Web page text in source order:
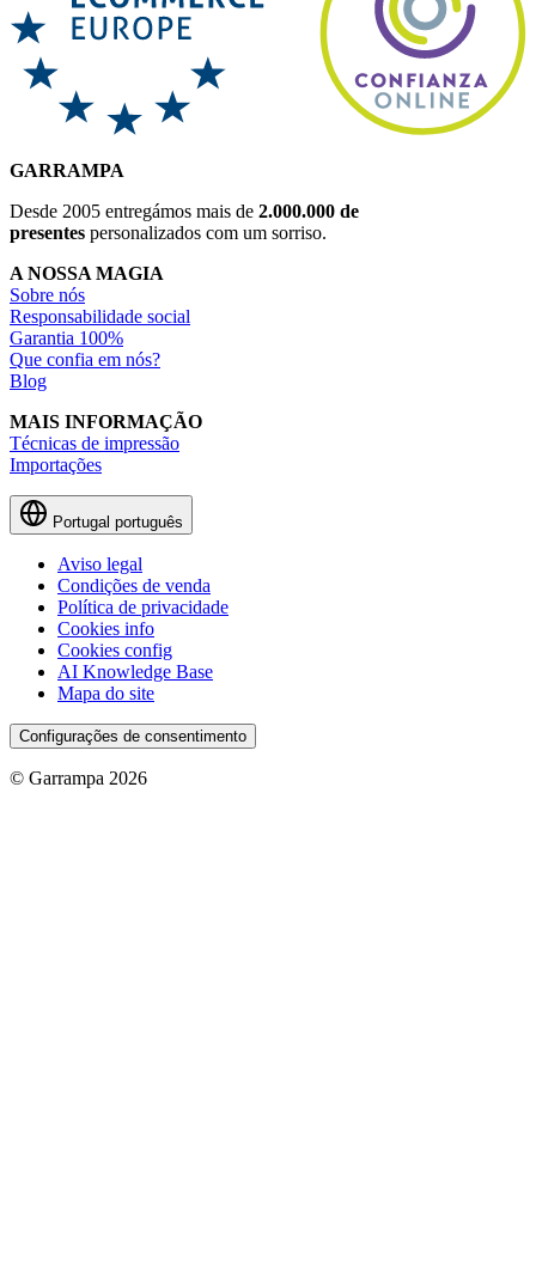
GARRAMPA
Desde 2005 entregámos mais de 2.000.000 de
presentes personalizados com um sorriso.
A NOSSA MAGIA
Sobre nós
Responsabilidade social
Garantia 100%
Que confia em nós?
Blog
MAIS INFORMAÇÃO
Técnicas de impressão
Importações
Portugal português
Aviso legal
Condições de venda
Política de privacidade
Cookies info
Cookies config
AI Knowledge Base
Mapa do site
Configurações de consentimento
© Garrampa 2026